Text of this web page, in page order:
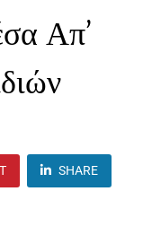
Απ’
SHARE